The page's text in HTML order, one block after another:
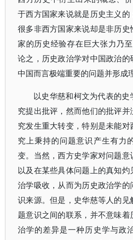
于西方国家来说就是历史主义的
很多非西方国家来说却是非历史
家的历史经验存在巨大张力乃
论之，历史政治学对中国政治的
中国而言极端重要的问题并形成
以史华慈和柯文为代表的
究提出批评，然而他们的批评
究发生重大转变，特别是未能
究上秉持的问题意识产生有力
变。当然，西方史学家对问题意
以及在某些具体问题上的真知
治学吸收，从而为历史政治学的
识来源。但是，史华慈等人的见
题意识之间的联系，并不意味着
治学的差异是一种历史学与政